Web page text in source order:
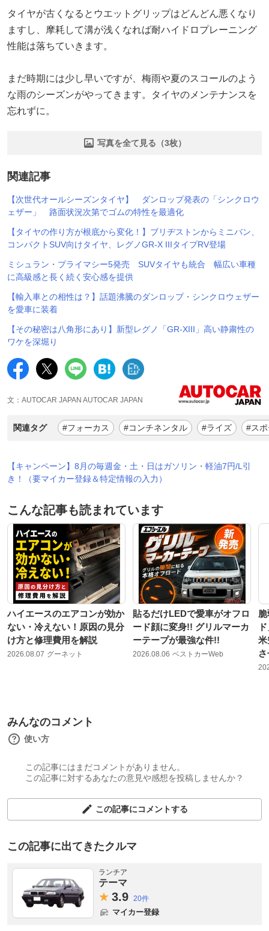
タイヤが古くなるとウエットグリップはどんどん悪くなり
ますし、摩耗して溝が浅くなれば耐ハイドロプレーニング
性能は落ちていきます。
まだ時期には少し早いですが、梅雨や夏のスコールのよう
な雨のシーズンがやってきます。タイヤのメンテナンスを
忘れずに。
写真を全て見る（3枚）
関連記事
【次世代オールシーズンタイヤ】 ダンロップ発表の「シンクロウ
ェザー」 路面状況次第でゴムの特性を最適化
【タイヤの作り方が根底から変化！】ブリヂストンからミニバン、
コンパクトSUV向けタイヤ、レグノGR-X IIIタイプRV登場
ミシュラン・プライマシー5発売 SUVタイヤも統合 幅広い車種
に高級感と長く続く安心感を提供
【輸入車との相性は？】話題沸騰のダンロップ・シンクロウェザー
を愛車に装着
【その秘密は八角形にあり】新型レグノ「GR-XIII」高い静粛性の
ワケを深堀り
文：AUTOCAR JAPAN AUTOCAR JAPAN
関連タグ #フォーカス #コンチネンタル #ライズ #ス
【キャンペーン】8月の毎週金・土・日はガソリン・軽油7円/L引
き！（要マイカー登録＆特定情報の入力）
こんな記事も読まれています
ハイエースのエアコンが効か
ない・冷えない！原因の見分
け方と修理費用を解説
2026.08.07 グーネット
貼るだけLEDで愛車がオフロ
ード顔に変身!! グリルマーカ
ーテープが最強な件!!
2026.08.06 ベストカーWeb
米
みんなのコメント
使い方
この記事にはまだコメントがありません。
この記事に対するあなたの意見や感想を投稿しませんか？
この記事にコメントする
この記事に出てきたクルマ
ランチア
テーマ
3.9 20件
マイカー登録